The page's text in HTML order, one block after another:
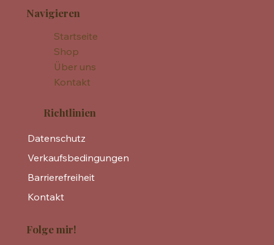
Navigieren
Startseite
Shop
Über uns
Kontakt
Richtlinien
Datenschutz
Verkaufsbedingungen
Barrierefreiheit
Kontakt
Folge mir!